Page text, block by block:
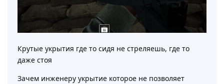
Крутые укрытия где то сидя не стреляешь, где то
даже стоя
Зачем инженеру укрытие которое не позволяет